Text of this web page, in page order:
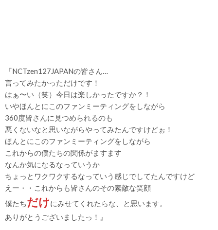
『NCTzen127JAPANの皆さん…
言ってみたかっただけです！
はぁ〜い（笑）今日は楽しかったですか？！
いやほんとにこのファンミーティングをしながら
360度皆さんに見つめられるのも
悪くないなと思いながらやってみたんですけどぉ！
ほんとにこのファンミーティングをしながら
これからの僕たちの関係がますます
なんか気になるなっていうか
ちょっとワクワクするなっていう感じでしてたんですけど
えー・・これからも皆さんのその素敵な笑顔
僕たちだけにみせてくれたらな、と思います。
ありがとうございましたっ！』